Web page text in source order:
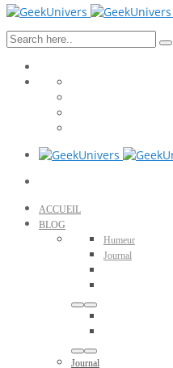
ACCUEIL
BLOG
Humeur
Journal
Journal